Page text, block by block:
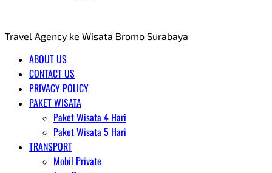
Travel Agency ke Wisata Bromo Surabaya
ABOUT US
CONTACT US
PRIVACY POLICY
PAKET WISATA
Paket Wisata 4 Hari
Paket Wisata 5 Hari
TRANSPORT
Mobil Private